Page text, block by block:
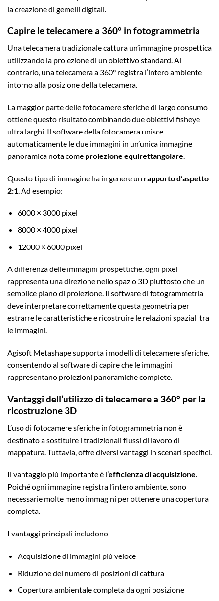
la creazione di gemelli digitali.
Capire le telecamere a 360° in fotogrammetria
Una telecamera tradizionale cattura un’immagine prospettica
utilizzando la proiezione di un obiettivo standard. Al
contrario, una telecamera a 360° registra l’intero ambiente
intorno alla posizione della telecamera.
La maggior parte delle fotocamere sferiche di largo consumo
ottiene questo risultato combinando due obiettivi fisheye
ultra larghi. Il software della fotocamera unisce
automaticamente le due immagini in un’unica immagine
panoramica nota come proiezione equirettangolare.
Questo tipo di immagine ha in genere un rapporto d’aspetto
2:1 . Ad esempio:
6000 × 3000 pixel
8000 × 4000 pixel
12000 × 6000 pixel
A differenza delle immagini prospettiche, ogni pixel
rappresenta una direzione nello spazio 3D piuttosto che un
semplice piano di proiezione. Il software di fotogrammetria
deve interpretare correttamente questa geometria per
estrarre le caratteristiche e ricostruire le relazioni spaziali tra
le immagini.
Agisoft Metashape supporta i modelli di telecamere sferiche,
consentendo al software di capire che le immagini
rappresentano proiezioni panoramiche complete.
Vantaggi dell’utilizzo di telecamere a 360° per la
ricostruzione 3D
L’uso di fotocamere sferiche in fotogrammetria non è
destinato a sostituire i tradizionali flussi di lavoro di
mappatura. Tuttavia, offre diversi vantaggi in scenari specifici.
Il vantaggio più importante è l’efficienza di acquisizione.
Poiché ogni immagine registra l’intero ambiente, sono
necessarie molte meno immagini per ottenere una copertura
completa.
I vantaggi principali includono:
Acquisizione di immagini più veloce
Riduzione del numero di posizioni di cattura
Copertura ambientale completa da ogni posizione